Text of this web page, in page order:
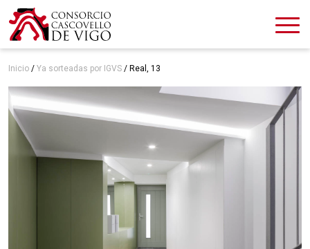
Inicio / Ya sorteadas por IGVS / Real, 13